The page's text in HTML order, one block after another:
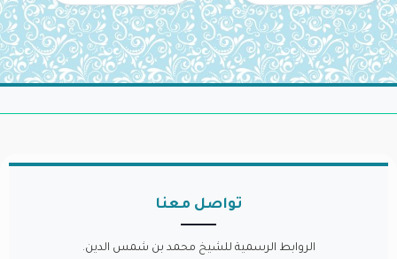
تواصل معنا
الروابط الرسمية للشيخ محمد بن شمس الدين.